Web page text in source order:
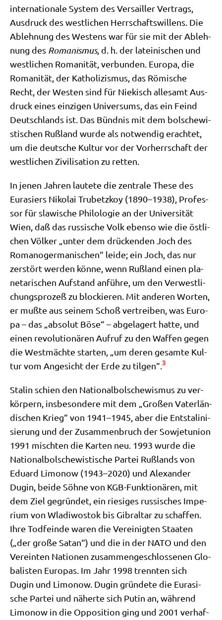
inter­na­tio­na­le System des Ver­sailler Ver­trags,
Aus­druck des west­li­chen Herr­schafts­wil­lens. Die
Ableh­nung des Westens war für sie mit der Ableh­
nung des Roma­nis­mus, d. h. der latei­ni­schen und
west­li­chen Roma­ni­tät, ver­bun­den. Euro­pa, die
Roma­ni­tät, der Katho­li­zis­mus, das Römi­sche
Recht, der Westen sind für Nie­kisch alle­samt Aus­
druck eines ein­zi­gen Uni­ver­sums, das ein Feind
Deutsch­lands ist. Das Bünd­nis mit dem bol­sche­wi­
sti­schen Ruß­land wur­de als not­wen­dig erach­tet,
um die deut­sche Kul­tur vor der Vor­herr­schaft der
west­li­chen Zivi­li­sa­ti­on zu retten.
In jenen Jah­ren lau­te­te die zen­tra­le The­se des
Eura­si­ers Niko­lai Tru­betz­koy (1890–1938), Pro­fes­
sor für sla­wi­sche Phi­lo­lo­gie an der Uni­ver­si­tät
Wien, daß das rus­si­sche Volk eben­so wie die öst­li­
chen Völ­ker „unter dem drücken­den Joch des
Roma­no­ger­ma­ni­schen“ lei­de; ein Joch, das nur
zer­stört wer­den kön­ne, wenn Ruß­land einen pla­
ne­ta­ri­schen Auf­stand anfüh­re, um den Ver­west­li­
chungs­pro­zeß zu blockie­ren. Mit ande­ren Wor­ten,
er muß­te aus sei­nem Schoß ver­trei­ben, was Euro­
pa – das „abso­lut Böse“ – abge­la­gert hat­te, und
einen revo­lu­tio­nä­ren Auf­ruf zu den Waf­fen gegen
die West­mäch­te star­ten, „um deren gesam­te Kul­
tur vom Ange­sicht der Erde zu til­gen“.3
Sta­lin schien den Natio­nal­bol­sche­wis­mus zu ver­
kör­pern, ins­be­son­de­re mit dem „Gro­ßen Vater­län­
di­schen Krieg“ von 1941–1945, aber die Ent­sta­li­ni­
sie­rung und der Zusam­men­bruch der Sowjet­uni­on
1991 misch­ten die Kar­ten neu. 1993 wur­de die
Natio­nal­bol­sche­wi­sti­sche Par­tei Ruß­lands von
Edu­ard Limo­now (1943–2020) und Alex­an­der
Dugin, bei­de Söh­ne von KGB-Funk­tio­nä­ren, mit
dem Ziel gegrün­det, ein rie­si­ges rus­si­sches Impe­
ri­um von Wla­di­wo­stok bis Gibral­tar zu schaf­fen.
Ihre Tod­fein­de waren die Ver­ei­nig­ten Staa­ten
(„der gro­ße Satan“) und die in der NATO und den
Ver­ein­ten Natio­nen zusam­men­ge­schlos­se­nen Glo­
ba­li­sten Euro­pas. Im Jahr 1998 trenn­ten sich
Dugin und Limo­now. Dugin grün­de­te die Eura­si­
sche Par­tei und näher­te sich Putin an, wäh­rend
Limo­now in die Oppo­si­ti­on ging und 2001 ver­haf­